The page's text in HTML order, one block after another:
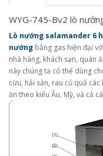
WYG-745-Bv2 lò
Lò nướng salamander 6
nướng bằng gas hiện đại
nhà hàng, khách sạn, quán
này chúng ta có thể dùng
cừu, hải sản, rau củ quả
ăn theo kiểu Âu, Mỹ, và cả